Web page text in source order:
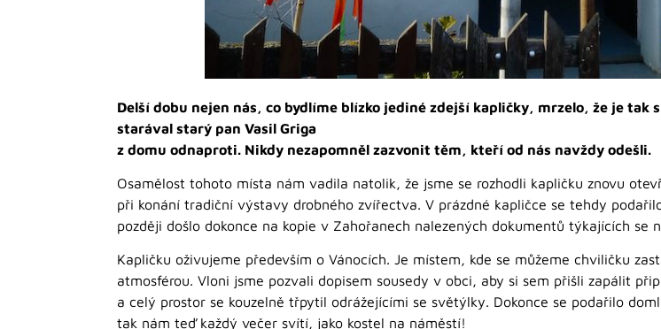
Delší dobu nejen nás, co bydlíme blízko jediné zdejší kapličky, mrzelo, že je tak
starával starý pan Vasil Griga
z domu odnaproti. Nikdy nezapomněl zazvonit těm, kteří od nás navždy odešli.
Osamělost tohoto místa nám vadila natolik, že jsme se rozhodli kapličku znovu
při konání tradiční výstavy drobného zvířectva. V prázdné kapličce se tehdy
později došlo dokonce na kopie v Zahořanech nalezených dokumentů týkajících se
Kapličku oživujeme především o Vánocích. Je místem, kde se můžeme chviličku
atmosférou. Vloni jsme pozvali dopisem sousedy v obci, aby si sem přišli zapálit
a celý prostor se kouzelně třpytil odrážejícími se světýlky. Dokonce se podařilo
tak nám teď každý večer svítí, jako kostel na náměstí!